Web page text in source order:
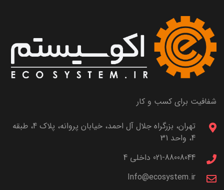
شفافیت برای کسب و کار
تهران، بزرگراه جلال آل احمد، خیابان پروانه، پلاک 4، طبقه
4، واحد 31
021-88008044 داخلی 4
Info@ecosystem.ir